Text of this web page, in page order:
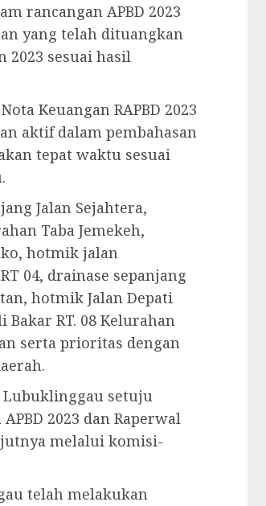
rancangan APBD 2023
yang telah dituangkan
2023 sesuai hasil
Keuangan RAPBD 2023
aktif dalam pembahasan
tepat waktu sesuai
Jalan Sejahtera,
Taba Jemekeh,
hotmik jalan
04, drainase sepanjang
hotmik Jalan Depati
Bakar RT. 08 Kelurahan
serta prioritas dengan
Lubuklinggau setuju
2023 dan Raperwal
melalui komisi-
telah melakukan